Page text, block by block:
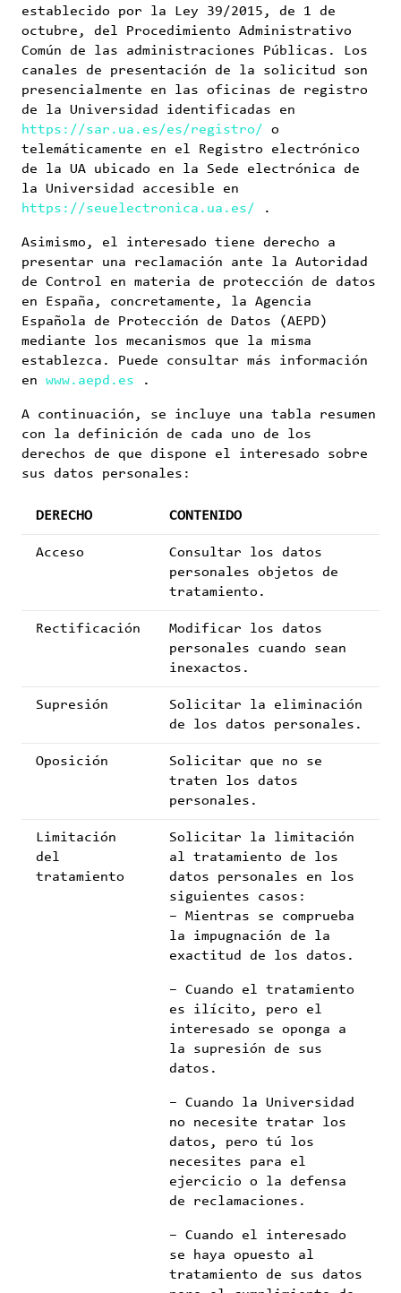
establecido por la Ley 39/2015, de 1 de
octubre, del Procedimiento Administrativo
Común de las administraciones Públicas. Los
canales de presentación de la solicitud son
presencialmente en las oficinas de registro
de la Universidad identificadas en
https://sar.ua.es/es/registro/ o
telemáticamente en el Registro electrónico
de la UA ubicado en la Sede electrónica de
la Universidad accesible en
https://seuelectronica.ua.es/
.
Asimismo, el interesado tiene derecho a
presentar una reclamación ante la Autoridad
de Control en materia de protección de datos
en España, concretamente, la Agencia
Española de Protección de Datos (AEPD)
mediante los mecanismos que la misma
establezca. Puede consultar más información
en www.aepd.es .
A continuación, se incluye una tabla resumen
con la definición de cada uno de los
derechos de que dispone el interesado sobre
sus datos personales:
DERECHO CONTENIDO
Acceso
Consultar los datos
personales objetos de
tratamiento.
Rectificación
Modificar los datos
personales cuando sean
inexactos.
Supresión
Solicitar la eliminación
de los datos personales.
Oposición
Solicitar que no se
traten los datos
personales.
Limitación
del
tratamiento
Solicitar la limitación
al tratamiento de los
datos personales en los
siguientes casos:
– Mientras se comprueba
la impugnación de la
exactitud de los datos.
– Cuando el tratamiento
es ilícito, pero el
interesado se oponga a
la supresión de sus
datos.
– Cuando la Universidad
no necesite tratar los
datos, pero tú los
necesites para el
ejercicio o la defensa
de reclamaciones.
– Cuando el interesado
se haya opuesto al
tratamiento de sus datos